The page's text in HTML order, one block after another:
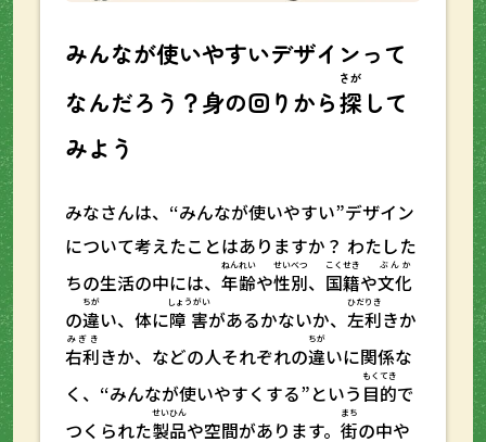
みんなが使いやすいデザインって
なんだろう？身の回りから探
さが
して
みよう
みなさんは、“みんなが使いやすい”デザイン
について考えたことはありますか？ わたした
ちの生活の中には、年齢
ねんれい
や性別
せいべつ
、 国籍
こくせき
や文化
ぶんか
の違
ちが
い、体に障害
しょうがい
があるかないか、左利
ひだりき
きか
右利
みぎき
きか、などの人それぞれの違
ちが
いに関係な
く、“みんなが使いやすくする”という 目的
もくてき
で
つくられた製品
せいひん
や空間があります。街
まち
の中や